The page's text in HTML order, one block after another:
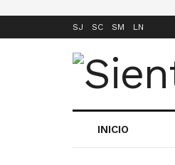
SJ SC SM LN
INICIO